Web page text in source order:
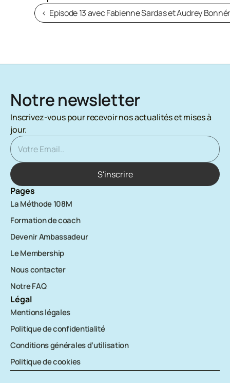
‹  Episode 13 avec Fabienne Sardas et Audrey
Notre newsletter
Inscrivez-vous pour recevoir nos actualités et mises à
jour.
Pages
La Méthode 108M
Formation de coach
Devenir Ambassadeur
Le Membership
Nous contacter
Notre FAQ
Légal
Mentions légales
Politique de confidentialité
Conditions générales d’utilisation
Politique de cookies